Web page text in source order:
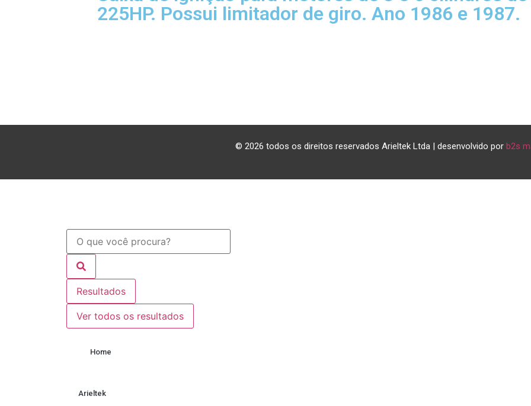
225HP. Possui limitador de giro. Ano 1986 e 1987.
© 2026 todos os direitos reservados Arieltek Ltda | desenvolvido por b2s
Resultados
Ver todos os resultados
Home
Arieltek